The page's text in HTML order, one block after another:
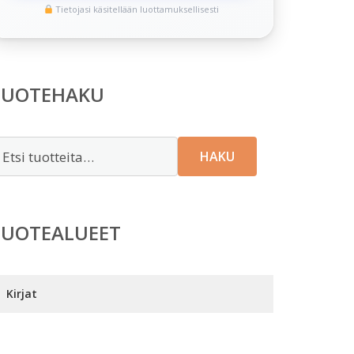
Tietojasi käsitellään luottamuksellisesti
HAKU
Kirjat